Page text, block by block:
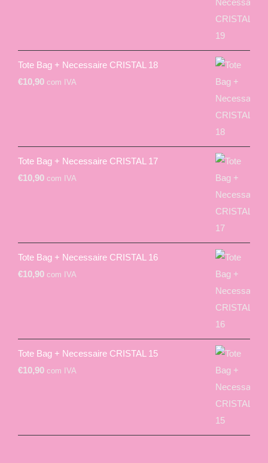
Tote Bag + Necessaire CRISTAL 18
€10,90 com IVA
Tote Bag + Necessaire CRISTAL 17
€10,90 com IVA
Tote Bag + Necessaire CRISTAL 16
€10,90 com IVA
Tote Bag + Necessaire CRISTAL 15
€10,90 com IVA